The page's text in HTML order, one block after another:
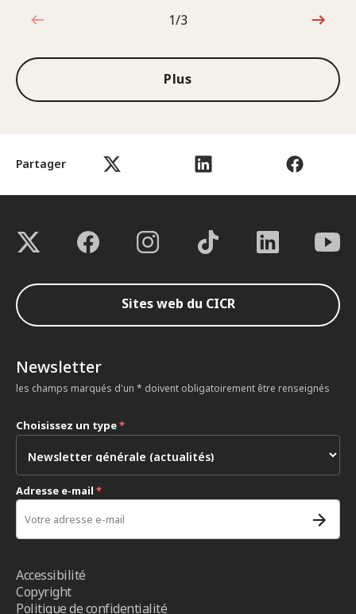
Partager
1sur3
1/3
Plus
Sites web du CICR
Newsletter
les champs marqués d'un * doivent obligatoirement être renseignés
Choisissez un type*
Adresse e-mail *
Accessibilité
Copyright
Politique de confidentialité